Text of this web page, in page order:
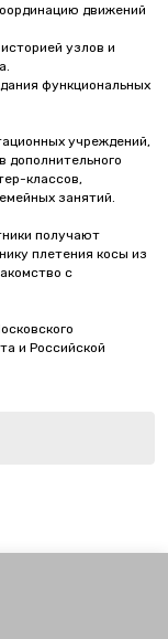
движений
узлов и
функциональных
учреждений,
дополнительного
классов,
занятий.
получают
плетения косы из
с
и Российской